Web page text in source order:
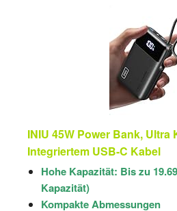
INIU 45W Power Bank, Ultra
Integriertem USB-C Kabel
Hohe Kapazität: Bis zu
Kapazität)
Kompakte Abmessungen